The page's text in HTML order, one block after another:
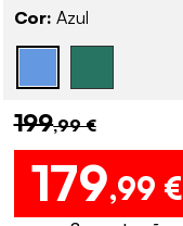
Cor: Azul
199,99 €
179,99 €